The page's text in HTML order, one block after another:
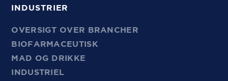
INDUSTRIER
OVERSIGT OVER BRANCHER
BIOFARMACEUTISK
MAD OG DRIKKE
INDUSTRIEL